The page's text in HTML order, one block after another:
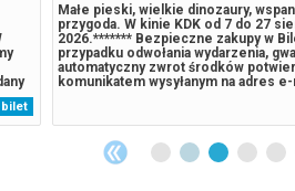
bilet
Małe pieski, wielkie dinozaury,
przygoda. W kinie KDK od 7 do 27
2026.******* Bezpieczne zakupy w
przypadku odwołania wydarzenia,
automatyczny zwrot środków
komunikatem wysyłanym na adres